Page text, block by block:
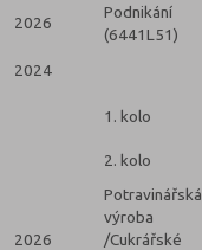
2026
Podnikání
(6441L51)
2024
1. kolo
2. kolo
2026
Potravinářská
výroba
/Cukrářské